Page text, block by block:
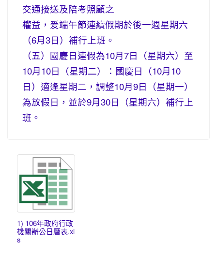
交通接送及陪考照顧之
權益，爰端午節連續假期於後一週星期六
（6月3日）補行上班。
（五）國慶日連假為10月7日（星期六）至
10月10日（星期二）：國慶日（10月10
日）適逢星期二，調整10月9日（星期一）
為放假日，並於9月30日（星期六）補行上
班。
1) 106年政府行政
機關辦公日曆表.xl
s